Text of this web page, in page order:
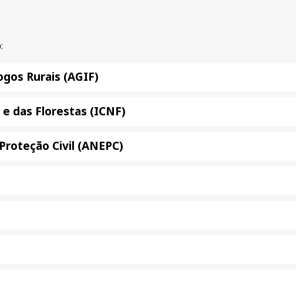
:
Rurais (AGIF)
das Florestas (ICNF)
Civil (ANEPC)